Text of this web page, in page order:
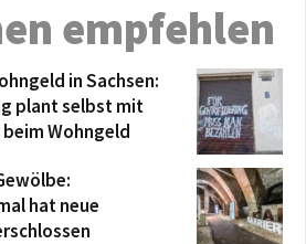
empfehlen
in Sachsen:
plant selbst mit
Wohngeld
hat neue